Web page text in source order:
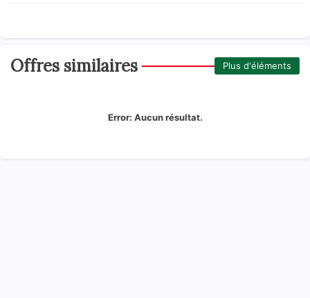
Offres similaires Plus d'éléments
Error: Aucun résultat.